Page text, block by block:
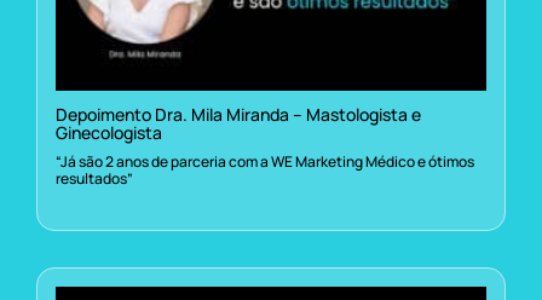
Depoimento Dra. Mila Miranda – Mastologista e
Ginecologista
“Já são 2 anos de parceria com a WE Marketing Médico e ótimos
resultados”